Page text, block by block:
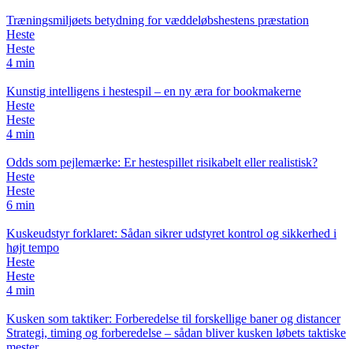
Træningsmiljøets betydning for væddeløbshestens præstation
Heste
Heste
4 min
Kunstig intelligens i hestespil – en ny æra for bookmakerne
Heste
Heste
4 min
Odds som pejlemærke: Er hestespillet risikabelt eller realistisk?
Heste
Heste
6 min
Kuskeudstyr forklaret: Sådan sikrer udstyret kontrol og sikkerhed i
højt tempo
Heste
Heste
4 min
Kusken som taktiker: Forberedelse til forskellige baner og distancer
Strategi, timing og forberedelse – sådan bliver kusken løbets taktiske